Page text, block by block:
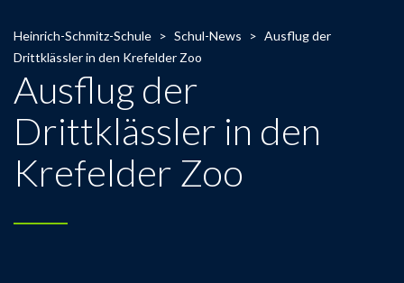
Heinrich-Schmitz-Schule > Schul-News > Ausflug der
Drittklässler in den Krefelder Zoo
Ausflug der
Drittklässler in den
Krefelder Zoo